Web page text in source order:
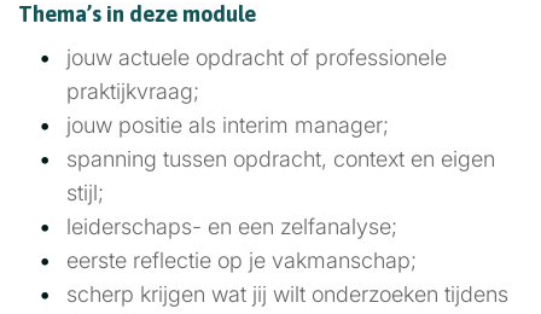
Thema’s in deze module
jouw actuele opdracht of professionele
praktijkvraag;
jouw positie als interim manager;
spanning tussen opdracht, context en eigen
stijl;
leiderschaps- en een zelfanalyse;
eerste reflectie op je vakmanschap;
scherp krijgen wat jij wilt onderzoeken tijdens